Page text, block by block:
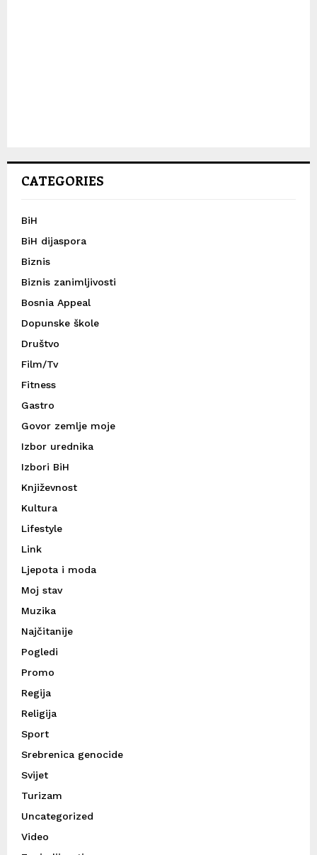
CATEGORIES
BiH
BiH dijaspora
Biznis
Biznis zanimljivosti
Bosnia Appeal
Dopunske škole
Društvo
Film/Tv
Fitness
Gastro
Govor zemlje moje
Izbor urednika
Izbori BiH
Književnost
Kultura
Lifestyle
Link
Ljepota i moda
Moj stav
Muzika
Najčitanije
Pogledi
Promo
Regija
Religija
Sport
Srebrenica genocide
Svijet
Turizam
Uncategorized
Video